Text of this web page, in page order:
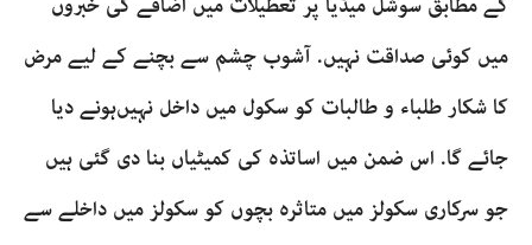
میں کوئی صداقت نہیں. آشوب چشم سے بچنے کے لیے مرض
کا شکار طلباء و طالبات کو سکول میں داخل نہیں‌ہونے دیا
جائے گا. اس ضمن میں اساتذہ کی کمیٹیاں بنا دی گئی ہیں
جو سرکاری سکولز میں متاثرہ بچوں کو سکولز میں داخلے سے